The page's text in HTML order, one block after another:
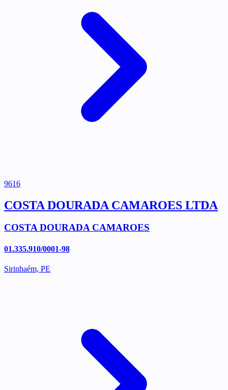
9616
COSTA DOURADA CAMAROES LTDA
COSTA DOURADA CAMAROES
01.335.910/0001-98
Sirinhaém, PE